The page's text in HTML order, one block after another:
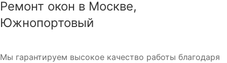
Ремонт окон в Москве,
Южнопортовый
Мы гарантируем высокое качество работы благодаря